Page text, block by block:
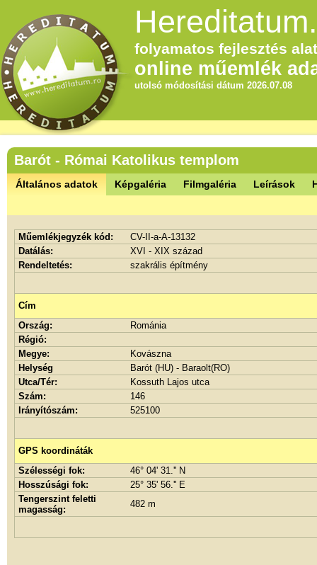
folyamatos fejlesztés
online műemlék
utolsó módosítási dátum 2026.07.08
Barót - Római Katolikus templom
Általános adatok Képgaléria Filmgaléria Leírások
Műemlékjegyzék kód:
CV-II-a-A-13132
Datálás:
XVI - XIX század
Rendeltetés:
szakrális építmény
Cím
Ország:
Románia
Régió:
Megye:
Kovászna
Helység
Barót (HU) - Baraolt(RO)
Utca/Tér:
Kossuth Lajos utca
Szám:
146
Irányítószám:
525100
GPS koordináták
Szélességi fok:
46° 04' 31.'' N
Hosszúsági fok:
25° 35' 56.'' E
Tengerszint feletti
magasság:
482 m